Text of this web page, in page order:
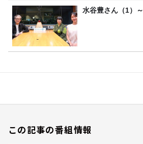
水谷豊さん（1）～
この記事の番組情報